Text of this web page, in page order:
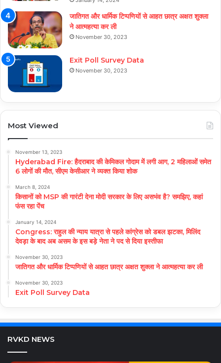
जातिगत और धार्मिक टिप्पणियों से आहत छात्र अक्षत शुक्ला
ने आत्महत्या कर ली
November 30, 2023
Exit Poll Survey Data
November 30, 2023
Most Viewed
November 13, 2023
Hyderabad Fire: हैदराबाद की केमिकल गोदाम में लगी आग, 2 महिलाओं समेत
6 लोगों की मौत, सीएम केसीआर ने व्यक्त किया शोक
March 8, 2024
किसानों को MSP की गारंटी देना मोदी सरकार के लिए असभंव है? समझिए, कहां
फंस रहा पेंच
January 14, 2024
Congress: राहुल की न्याय यात्रा से पहले कांग्रेस को डबल झटका, मिलिंद
देवड़ा के बाद अब असम के इस बड़े नेता ने पद से दिया इस्तीफा
November 30, 2023
जातिगत और धार्मिक टिप्पणियों से आहत छात्र अक्षत शुक्ला ने आत्महत्या कर ली
November 30, 2023
Exit Poll Survey Data
RVKD NEWS